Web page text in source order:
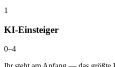
1
KI-Einsteiger
0–4